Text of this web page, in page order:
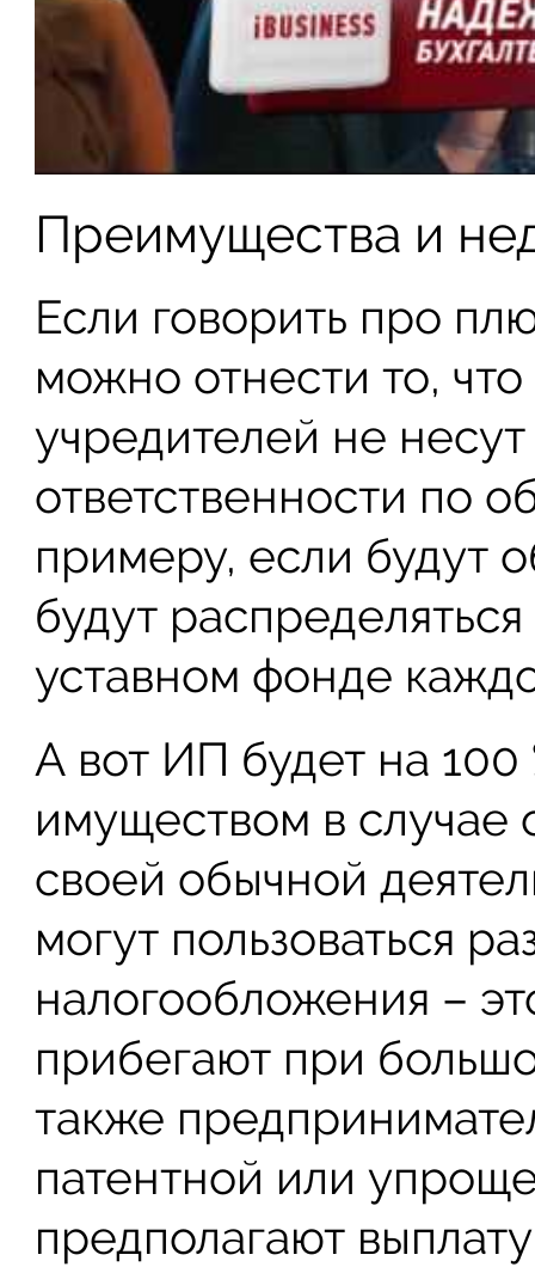
Преимущества и
Если говорить про
можно отнести то,
учредителей не
ответственности по
примеру, если будут
будут
уставном фонде
А вот ИП будет на 100
имуществом в случае
своей обычной
могут пользоваться
налогообложения –
прибегают при
также
патентной или
предполагают